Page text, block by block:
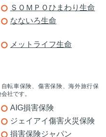
ＳＯＭＰＯひまわり生命
なないろ生命
メットライフ生命
転車保険、傷害保険、海外旅行保
社です。
AIG損害保険
ジェイアイ傷害火災保険
損害保険ジャパン